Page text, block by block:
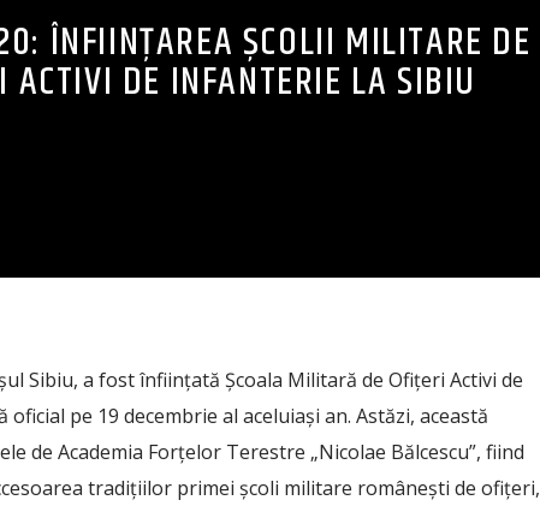
ÎNFIINȚAREA ȘCOLII MILITARE DE
ACTIVI DE INFANTERIE LA SIBIU
Sibiu, a fost înființată Școala Militară de Ofițeri Activi de
pe 19 decembrie al aceluiași an. Astăzi, această
de Academia Forțelor Terestre „Nicolae Bălcescu”, fiind
tradițiilor primei școli militare românești de ofițeri,